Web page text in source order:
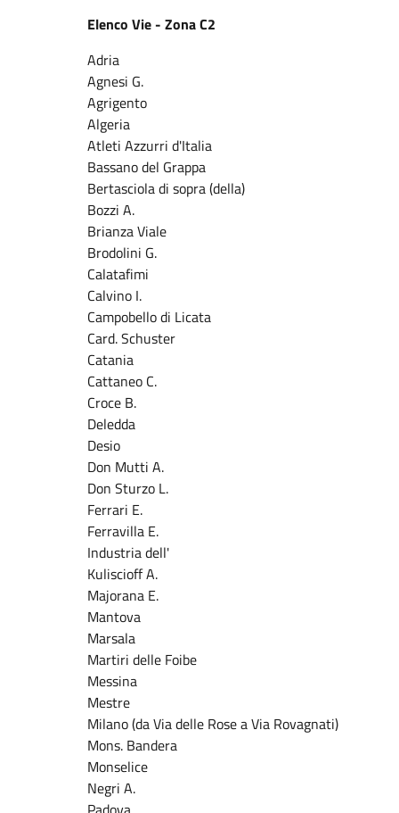
Elenco Vie - Zona C2
Adria
Agnesi G.
Agrigento
Algeria
Atleti Azzurri d'Italia
Bassano del Grappa
Bertasciola di sopra (della)
Bozzi A.
Brianza Viale
Brodolini G.
Calatafimi
Calvino I.
Campobello di Licata
Card. Schuster
Catania
Cattaneo C.
Croce B.
Deledda
Desio
Don Mutti A.
Don Sturzo L.
Ferrari E.
Ferravilla E.
Industria dell'
Kuliscioff A.
Majorana E.
Mantova
Marsala
Martiri delle Foibe
Messina
Mestre
Milano (da Via delle Rose a Via Rovagnati)
Mons. Bandera
Monselice
Negri A.